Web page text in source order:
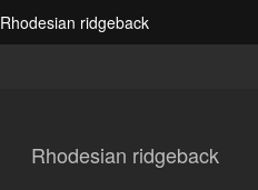
Rhodesian ridgeback
Rhodesian ridgeback